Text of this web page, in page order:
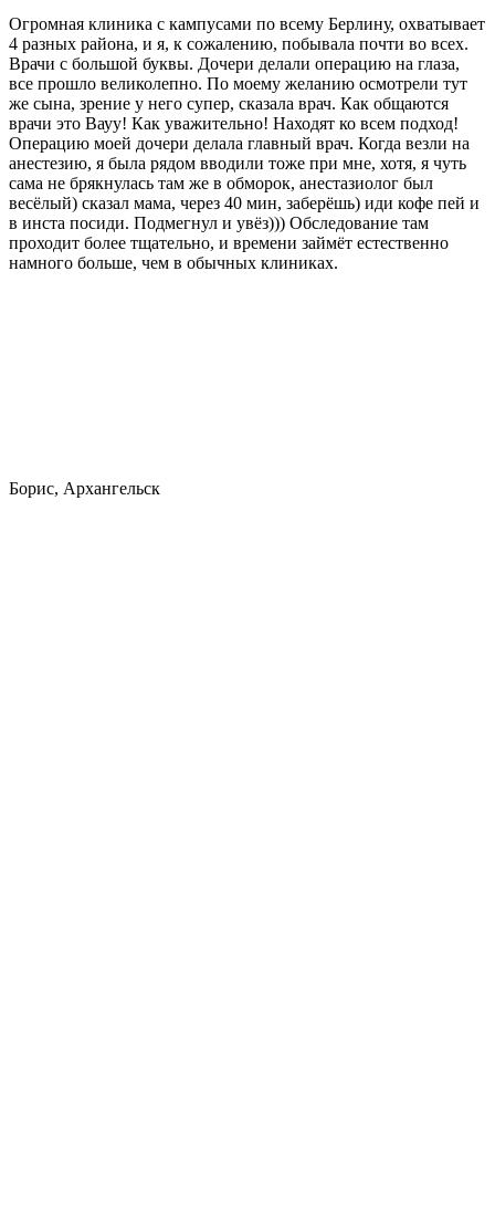
Огромная клиника с кампусами по всему Берлину, охватывает
4 разных района, и я, к сожалению, побывала почти во всех.
Врачи с большой буквы. Дочери делали операцию на глаза,
все прошло великолепно. По моему желанию осмотрели тут
же сына, зрение у него супер, сказала врач. Как общаются
врачи это Вауу! Как уважительно! Находят ко всем подход!
Операцию моей дочери делала главный врач. Когда везли на
анестезию, я была рядом вводили тоже при мне, хотя, я чуть
сама не брякнулась там же в обморок, анестазиолог был
весёлый) сказал мама, через 40 мин, заберёшь) иди кофе пей и
в инста посиди. Подмегнул и увёз))) Обследование там
проходит более тщательно, и времени займёт естественно
намного больше, чем в обычных клиниках.
Борис, Архангельск